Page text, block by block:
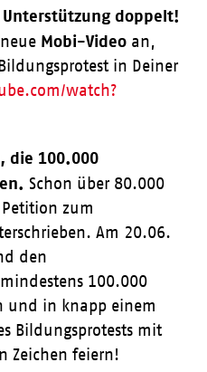
Unterstützung doppelt!
Mobi-Video an,
in Deiner
watch?
die 100.000
Schon über 80.000
zum
Am 20.06.
den
100.000
und in knapp einem
Bildungsprotests mit
Zeichen feiern!